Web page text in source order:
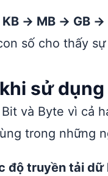
→ MB → GB →
số cho thấy
sử
và Byte vì cả
trong những
độ truyền tải dữ